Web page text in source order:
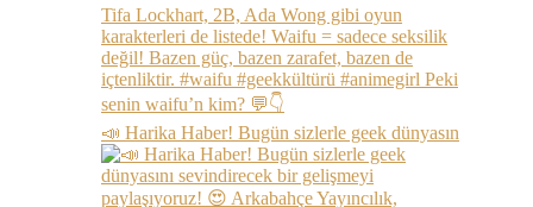
📣 Harika Haber! Bugün sizlerle geek dünyasın